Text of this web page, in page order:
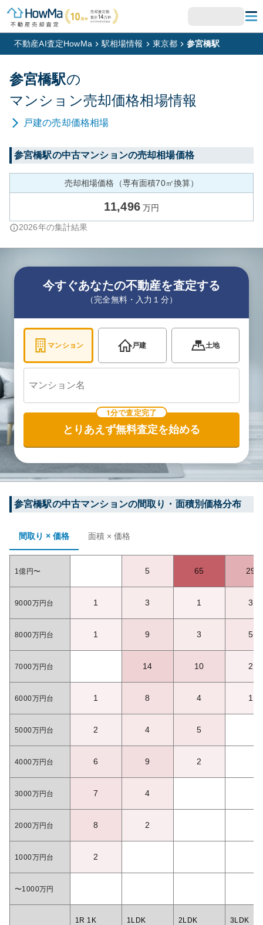
不動産AI査定HowMa 駅相場情報 東京都 参宮橋駅
参宮橋駅の
マンション売却価格相場情報
戸建の売却価格相場
参宮橋駅の中古マンションの売却相場価格
売却相場価格（専有面積70㎡換算）
11,496 万円
2026年の集計結果
今すぐあなたの不動産を査定する
（完全無料・入力１分）
マンション 戸建 土地
1分で査定完了
とりあえず無料査定を始める
参宮橋駅の中古マンションの間取り・面積別価格分布
間取り × 価格 面積 × 価格
1億円〜 5 65 29
9000万円台 1 3 1 3
8000万円台 1 9 3 5
7000万円台 14 10 2
6000万円台 1 8 4 1
5000万円台 2 4 5
4000万円台 6 9 2
3000万円台 7 4
2000万円台 8 2
1000万円台 2
〜1000万円
1R 1K 1LDK 2LDK 3LDK